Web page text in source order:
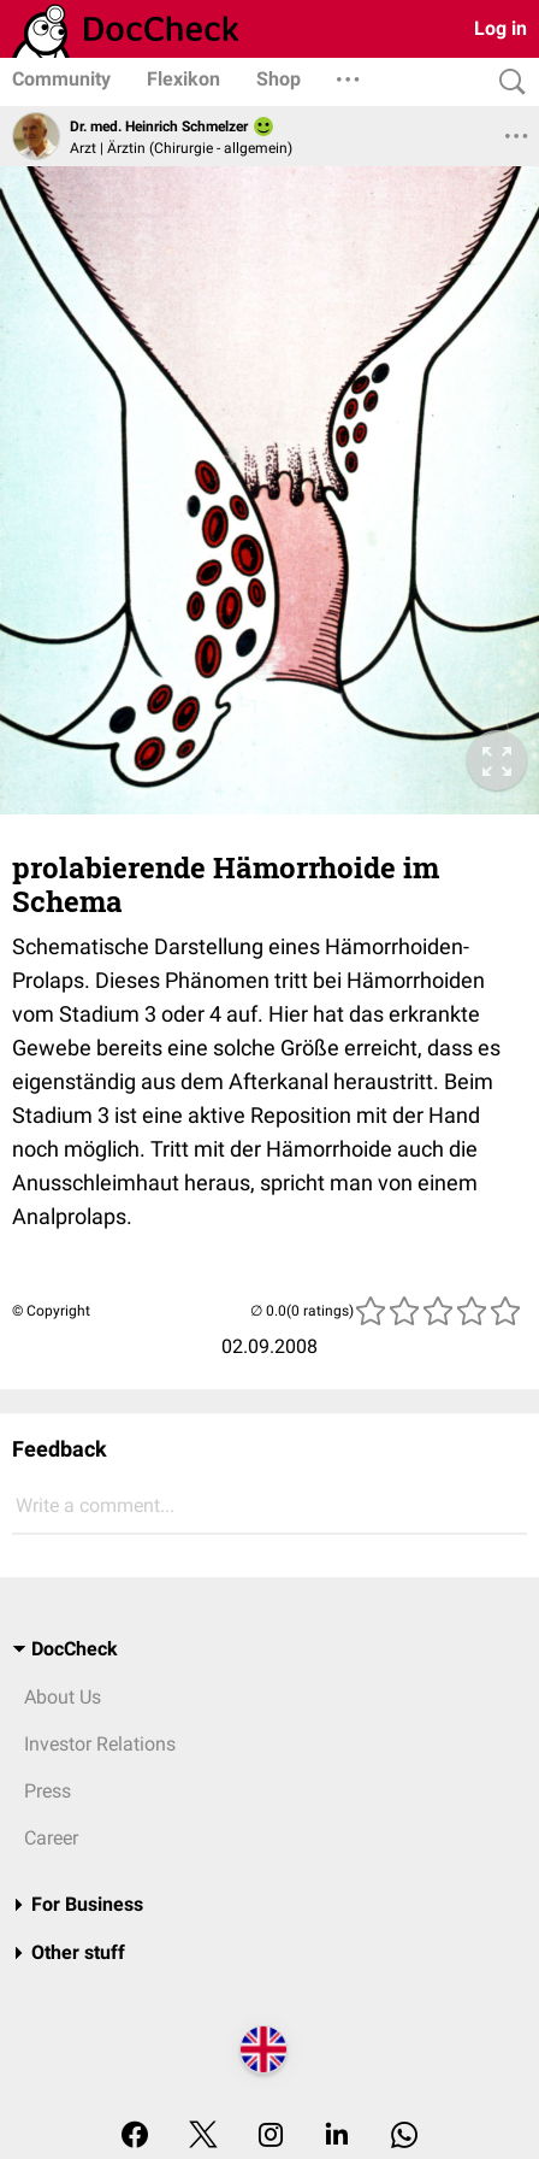
Log in
Community Flexikon Shop
Dr. med. Heinrich Schmelzer
Arzt | Ärztin (Chirurgie - allgemein)
prolabierende Hämorrhoide im
Schema
Schematische Darstellung eines Hämorrhoiden-
Prolaps. Dieses Phänomen tritt bei Hämorrhoiden
vom Stadium 3 oder 4 auf. Hier hat das erkrankte
Gewebe bereits eine solche Größe erreicht, dass es
eigenständig aus dem Afterkanal heraustritt. Beim
Stadium 3 ist eine aktive Reposition mit der Hand
noch möglich. Tritt mit der Hämorrhoide auch die
Anusschleimhaut heraus, spricht man von einem
Analprolaps.
© Copyright
02.09.2008
(0 ratings)
Feedback
Write a comment...
DocCheck
About Us
Investor Relations
Press
Career
For Business
Other stuff